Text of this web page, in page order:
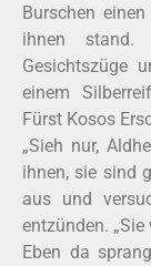
Burschen
ihnen stand.
Gesichtszüge
einem
Fürst Kosos
„Sieh nur,
ihnen, sie sind
aus und
entzünden. „Sie
Eben da